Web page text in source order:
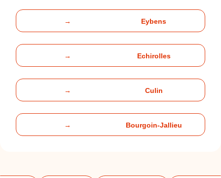
→ Eybens
→ Echirolles
→ Culin
→ Bourgoin-Jallieu